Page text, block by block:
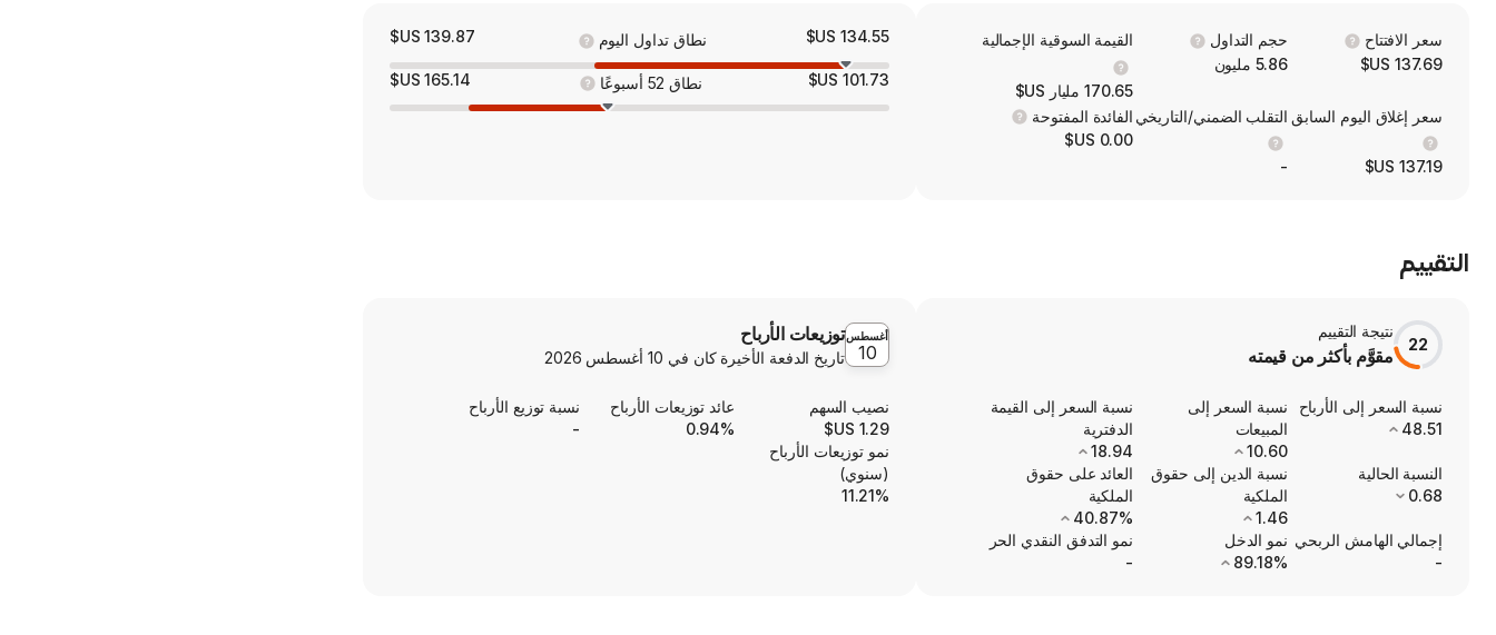
سعر الافتتاح
137.69 US$
حجم التداول
5.86 مليون
القيمة السوقية الإجمالية
170.65 مليار US$
سعر إغلاق اليوم السابق
137.19 US$
التقلب الضمني/التاريخي
-
الفائدة المفتوحة
0.00 US$
134.55 US$ نطاق تداول اليوم 139.87 US$
101.73 US$ نطاق 52 أسبوعًا 165.14 US$
التقييم
22
نتيجة التقييم
مقوَّم بأكثر من قيمته
نسبة السعر إلى الأرباح
48.51
نسبة السعر إلى
المبيعات
10.60
نسبة السعر إلى القيمة
الدفترية
18.94
النسبة الحالية
0.68
نسبة الدين إلى حقوق
الملكية
1.46
العائد على حقوق
الملكية
40.87%
إجمالي الهامش الربحي
-
نمو الدخل
89.18%
نمو التدفق النقدي الحر
-
أغسطس
10
توزيعات الأرباح
تاريخ الدفعة الأخيرة كان في 10 أغسطس 2026
نصيب السهم
1.29 US$
عائد توزيعات الأرباح
0.94%
نسبة توزيع الأرباح
-
نمو توزيعات الأرباح
(سنوي)
11.21%